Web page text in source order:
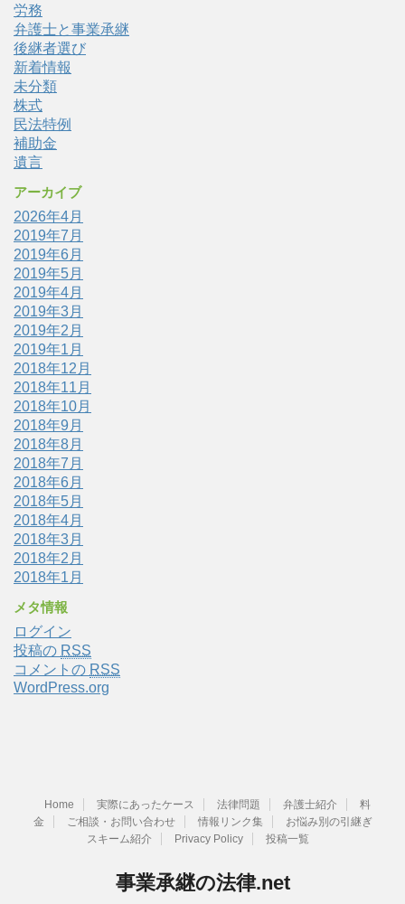
労務
弁護士と事業承継
後継者選び
新着情報
未分類
株式
民法特例
補助金
遺言
アーカイブ
2026年4月
2019年7月
2019年6月
2019年5月
2019年4月
2019年3月
2019年2月
2019年1月
2018年12月
2018年11月
2018年10月
2018年9月
2018年8月
2018年7月
2018年6月
2018年5月
2018年4月
2018年3月
2018年2月
2018年1月
メタ情報
ログイン
投稿の RSS
コメントの RSS
WordPress.org
Home 実際にあったケース 法律問題 弁護士紹介
料
金
ご相談・お問い合わせ 情報リンク集
お悩み別の引継ぎ
スキーム紹介
Privacy Policy 投稿一覧
事業承継の法律.net